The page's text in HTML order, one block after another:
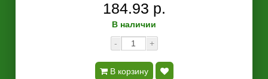
184.93 р.
В наличии
-
+
В корзину